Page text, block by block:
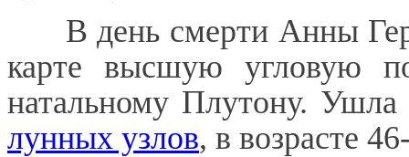
В день смерти Анны
карте высшую угловую
натальному Плутону. Ушла
лунных узлов, в возрасте